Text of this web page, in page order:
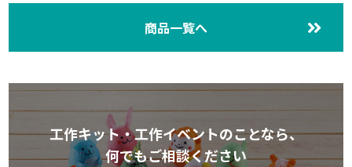
商品一覧へ
工作キット・工作イベントのことなら、
何でもご相談ください